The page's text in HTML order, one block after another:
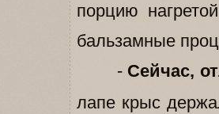
порцию
бальзамные
- Сейчас,
лапе крыс